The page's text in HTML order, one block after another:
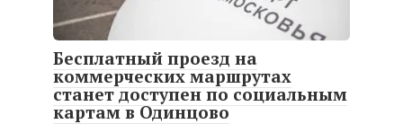
Бесплатный проезд на
коммерческих маршрутах
станет доступен по социальным
картам в Одинцово